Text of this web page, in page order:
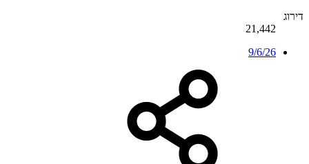
דירוג
21,442
9/6/26